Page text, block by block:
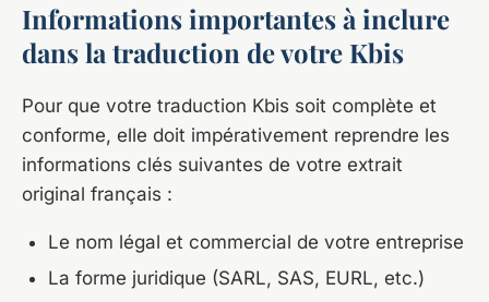
Informations importantes à inclure
dans la traduction de votre Kbis
Pour que votre traduction Kbis soit complète et
conforme, elle doit impérativement reprendre les
informations clés suivantes de votre extrait
original français :
Le nom légal et commercial de votre entreprise
La forme juridique (SARL, SAS, EURL, etc.)